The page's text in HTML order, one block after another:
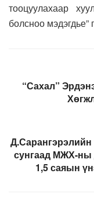
тооцуулахаар
болсноо мэдэгдье”
“Сахал”
сунгаад МЖХ-ны
1,5 саяын